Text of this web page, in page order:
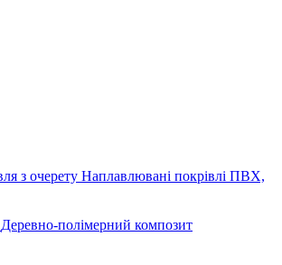
з очерету Наплавлювані покрівлі ПВХ,
Деревно-полімерний композит